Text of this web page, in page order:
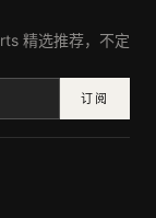
精选推荐，不定
订阅